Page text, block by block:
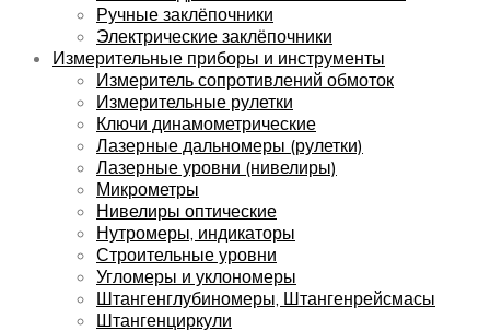
Ручные заклёпочники
Электрические заклёпочники
Измерительные приборы и инструменты
Измеритель сопротивлений обмоток
Измерительные рулетки
Ключи динамометрические
Лазерные дальномеры (рулетки)
Лазерные уровни (нивелиры)
Микрометры
Нивелиры оптические
Нутромеры, индикаторы
Строительные уровни
Угломеры и уклономеры
Штангенглубиномеры, Штангенрейсмасы
Штангенциркули